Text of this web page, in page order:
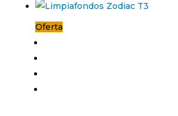
era:
es:
Oferta